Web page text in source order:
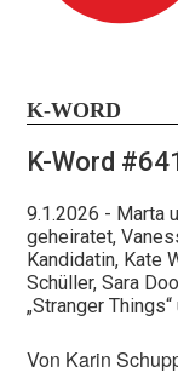
K-WORD
K-Word
9.1.2026 - Marta
geheiratet,
Kandidatin, Kate
Schüller, Sara
„Stranger
Von Karin
Nur mit euch,
Nutzer:innen,
wir diese Zeiten
finanzieller